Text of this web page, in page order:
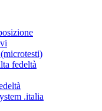
fedeltà
.italia